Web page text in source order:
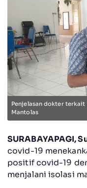
Penjelasan dokter terkait
Mantolas
SURABAYAPAGI,
covid-19
positif covid-19
menjalani isolasi